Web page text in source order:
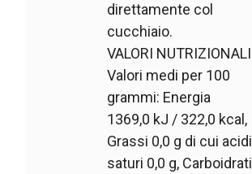
direttamente col
cucchiaio.
VALORI NUTRIZIONALI
Valori medi per 100
grammi: Energia
1369,0 kJ / 322,0 kcal,
Grassi 0,0 g di cui acidi
saturi 0,0 g, Carboidrati